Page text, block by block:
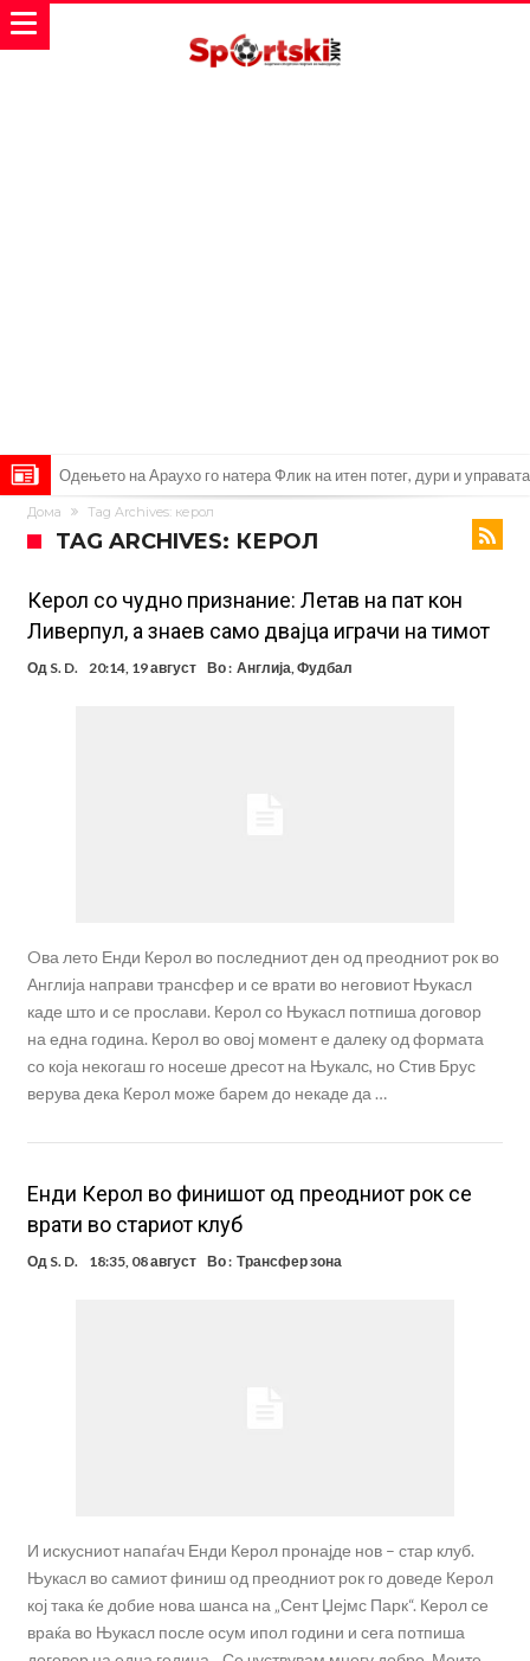
Одењето на Араухо го натера Флик на итен потег, дури и управата
на клубот е изненадена
Барселона и Сити без договор за трансфер на Родри
Ференцварош по натпреварот
Арсенал и Манчестер Јунајтед сакаат напаѓач од Интер: Цената е
85 милиони евра
Манчестер Сити за 100 милиони евра ја носи сензацијата од СП
Се подготвува фудбалска предавство какво што не е видено од
Дома Tag Archives: керол
TAG ARCHIVES: КЕРОЛ
Керол со чудно признание: Летав на пат кон
Ливерпул, а знаев само двајца играчи на тимот
Од S. D. 20:14, 19 август Во : Англија Фудбал
Oва лето Енди Керол во последниот ден од преодниот рок во
Англија направи трансфер и се врати во неговиот Њукасл
каде што и се прослави. Керол со Њукасл потпиша договор
на една година. Керол во овој момент е далеку од формата
со која некогаш го носеше дресот на Њукалс, но Стив Брус
верува дека Керол може барем до некаде да …
Енди Керол во финишот од преодниот рок се
врати во стариот клуб
Од S. D. 18:35, 08 август Во : Трансфер зона
И искусниот напаѓач Енди Керол пронајде нов – стар клуб.
Њукасл во самиот финиш од преодниот рок го доведе Керол
кој така ќе добие нова шанса на „Сент Џејмс Парк“. Керол се
враќа во Њукасл после осум ипол години и сега потпиша